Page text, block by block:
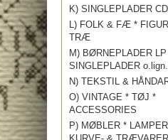
K) SINGLEPLADER
L) FOLK & FÆ *
TRÆ
M) BØRNEPLADER
SINGLEPLADER o.lign.
N) TEKSTIL &
O) VINTAGE * TØJ *
ACCESSORIES
P) MØBLER *